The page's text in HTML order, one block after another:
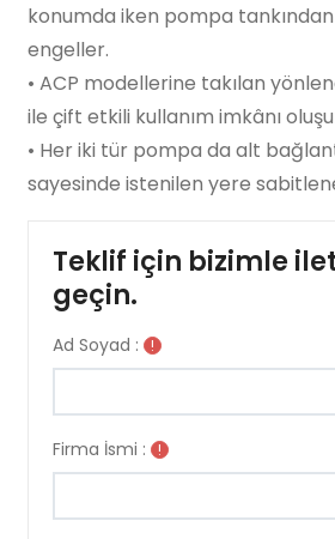
konumda iken pompa tankından
engeller.
• ACP modellerine takılan
ile çift etkili kullanım imkânı
• Her iki tür pompa da alt
sayesinde istenilen yere
Teklif için bizimle
geçin.
Ad Soyad : !
Firma İsmi : !